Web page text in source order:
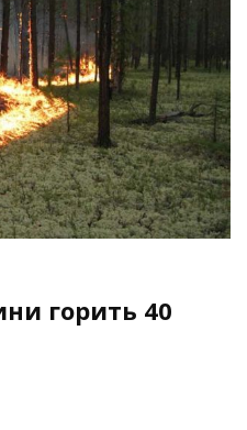
горить 40